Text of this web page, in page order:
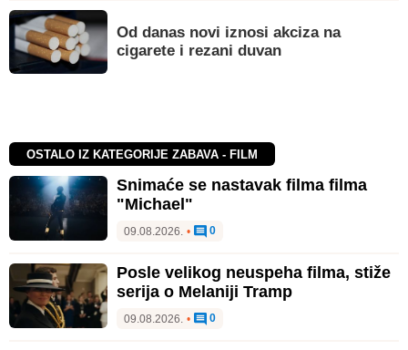
Od danas novi iznosi akciza na
cigarete i rezani duvan
OSTALO IZ KATEGORIJE ZABAVA - FILM
Snimaće se nastavak filma filma
"Michael"
09.08.2026. • 0
Posle velikog neuspeha filma, stiže
serija o Melaniji Tramp
09.08.2026. • 0